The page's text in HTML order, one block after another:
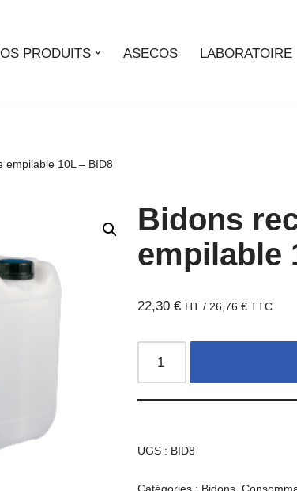
PRODUITS ASECOS LABORATOIRE
empilable 10L – BID8
Bidons
empilable
22,30€ HT / 26,76€ TTC
UGS : BID8